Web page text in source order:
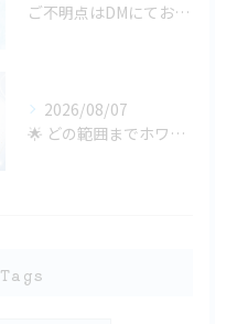
ご不明点はDMにてお気軽にお問い合わせください✨🩷
2026/08/07
🌟 どの範囲までホワイトニングできるの？ 🌟
Tags